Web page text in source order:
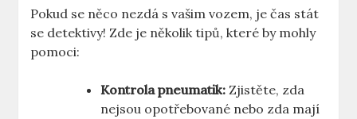
Pokud se něco nezdá s vašim vozem, je čas stát
se detektivy! Zde je několik tipů, které by mohly
pomoci:
Kontrola pneumatik: Zjistěte, zda
nejsou opotřebované nebo zda mají